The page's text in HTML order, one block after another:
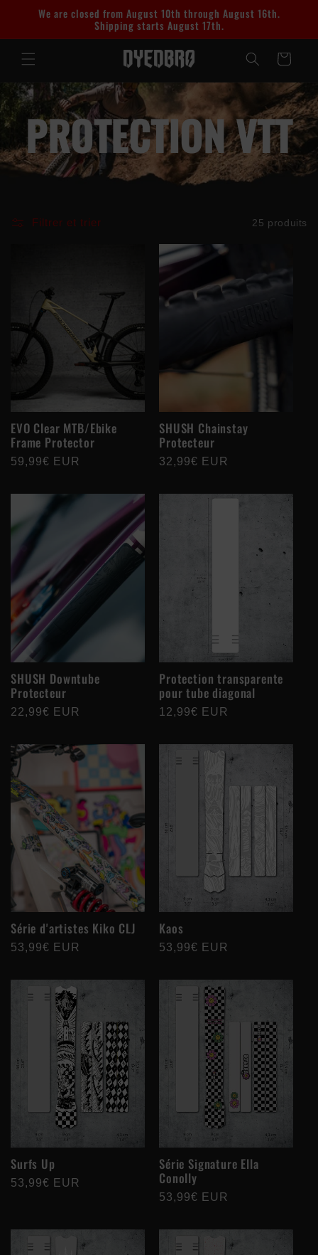
passer
contenu
We are closed from August 10th through August 16th.
Shipping starts August 17th.
Panier
PROTECTION VTT
Filtrer et trier 25 produits
EVO Clear MTB/Ebike
Frame Protector
Prix
59,99€ EUR
SHUSH Chainstay
Protecteur
Prix
32,99€ EUR
SHUSH Downtube
Protecteur
Prix
22,99€ EUR
Protection transparente
pour tube diagonal
Prix
12,99€ EUR
Série d'artistes Kiko CLJ
Prix
53,99€ EUR
Kaos
Prix
53,99€ EUR
Surfs Up
Prix
53,99€ EUR
Série Signature Ella
Conolly
Prix
53,99€ EUR